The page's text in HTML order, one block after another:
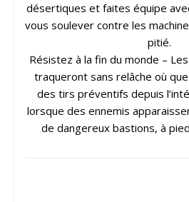
désertiques et faites équipe
vous soulever contre les
pitié.
Résistez à la fin du monde –
traqueront sans relâche où
des tirs préventifs depuis
lorsque des ennemis
de dangereux bastions, à